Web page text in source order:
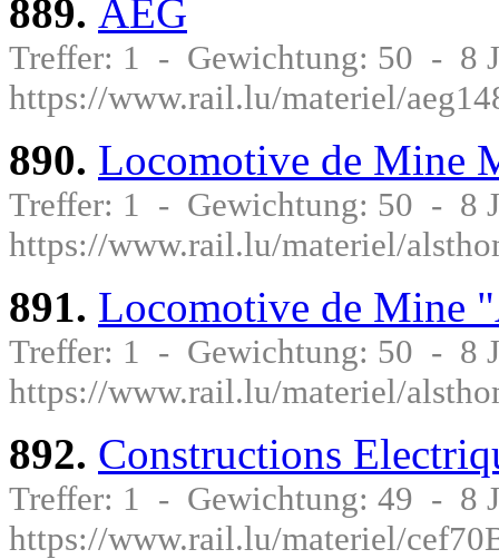
889. AEG
Treffer: 1 - Gewichtung: 50 - 8
https://www.rail.lu/materiel/
890. Locomotive de Mine
Treffer: 1 - Gewichtung: 50 - 8
https://www.rail.lu/materiel/
891. Locomotive de Mine
Treffer: 1 - Gewichtung: 50 - 8
https://www.rail.lu/materiel/
892. Constructions
Treffer: 1 - Gewichtung: 49 - 8
https://www.rail.lu/materiel/